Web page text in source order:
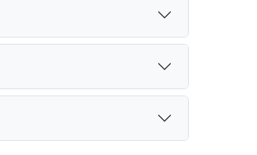
Для повышения
параметров помогает
совпадениями и